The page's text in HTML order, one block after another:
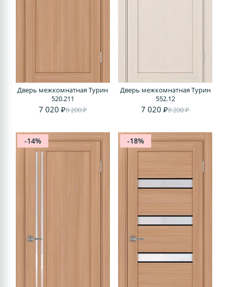
Дверь межкомнатная Турин
520.211
7 020 ₽8 200 ₽
Дверь межкомнатная Турин
552.12
7 020 ₽8 200 ₽
-14% -18%